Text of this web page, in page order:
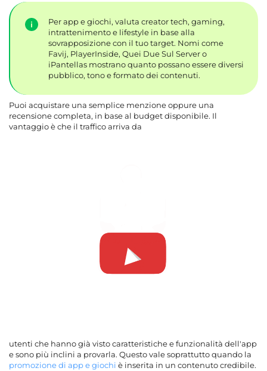
Per app e giochi, valuta creator tech, gaming,
intrattenimento e lifestyle in base alla
sovrapposizione con il tuo target. Nomi come
Favij, PlayerInside, Quei Due Sul Server o
iPantellas mostrano quanto possano essere diversi
pubblico, tono e formato dei contenuti.
Puoi acquistare una semplice menzione oppure una
recensione completa, in base al budget disponibile. Il
vantaggio è che il traffico arriva da
utenti che hanno già visto caratteristiche e funzionalità dell'app
e sono più inclini a provarla. Questo vale soprattutto quando la
promozione di app e giochi è inserita in un contenuto credibile.